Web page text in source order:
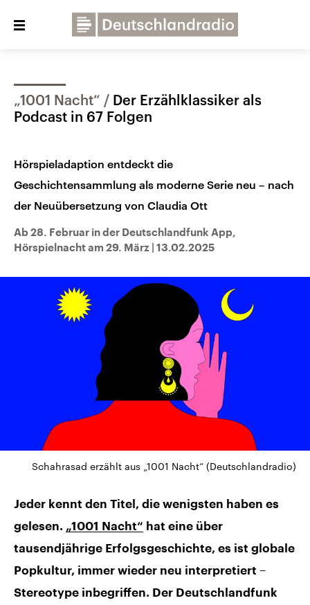
Close
Deutschlandfunk
Deutschlandfunk Kultur
Deutschlandfunk Nova
Über uns Programme Presse
„1001 Nacht“
Der Erzählklassiker als
Podcast in 67 Folgen
Hörspieladaption entdeckt die
Geschichtensammlung als moderne Serie neu – nach
der Neuübersetzung von Claudia Ott
Ab 28. Februar in der Deutschlandfunk App,
Hörspielnacht am 29. März
13.02.2025
Schahrasad erzählt aus „1001 Nacht“ (Deutschlandradio)
Jeder kennt den Titel, die wenigsten haben es
gelesen. „1001 Nacht“ hat eine über
tausendjährige Erfolgsgeschichte, es ist globale
Popkultur, immer wieder neu interpretiert –
Stereotype inbegriffen. Der Deutschlandfunk